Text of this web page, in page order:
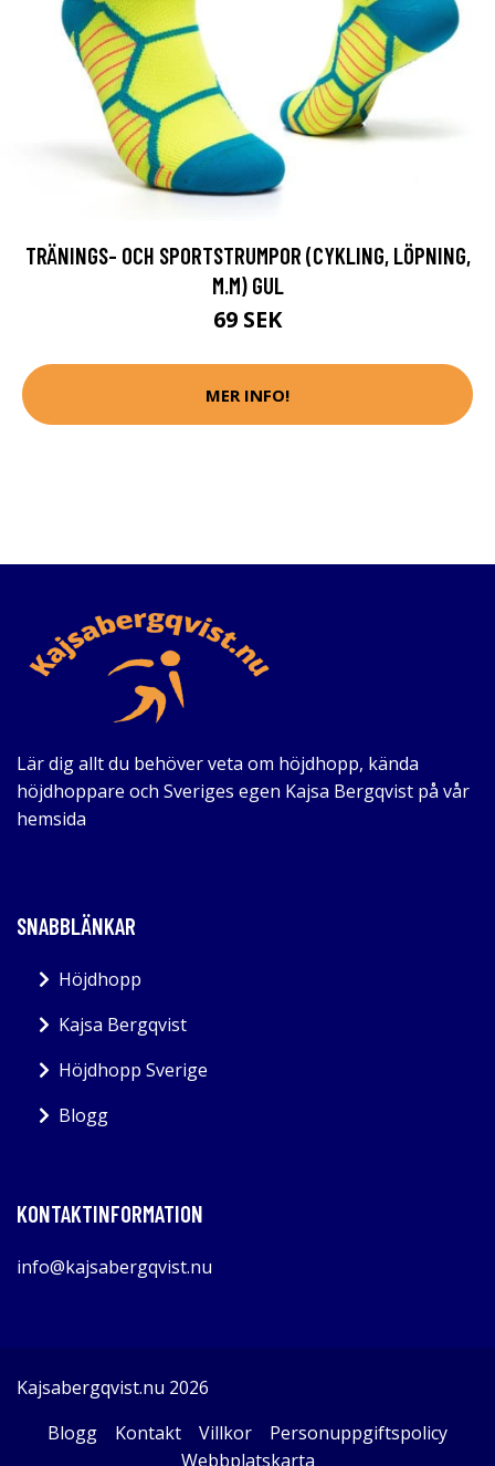
TRÄNINGS- OCH SPORTSTRUMPOR (CYKLING, LÖPNING,
M.M) GUL
69 SEK
MER INFO!
Lär dig allt du behöver veta om höjdhopp, kända
höjdhoppare och Sveriges egen Kajsa Bergqvist på vår
hemsida
SNABBLÄNKAR
Höjdhopp
Kajsa Bergqvist
Höjdhopp Sverige
Blogg
KONTAKTINFORMATION
info@kajsabergqvist.nu
Kajsabergqvist.nu 2026
Blogg
Kontakt Villkor
Personuppgiftspolicy
Webbplatskarta